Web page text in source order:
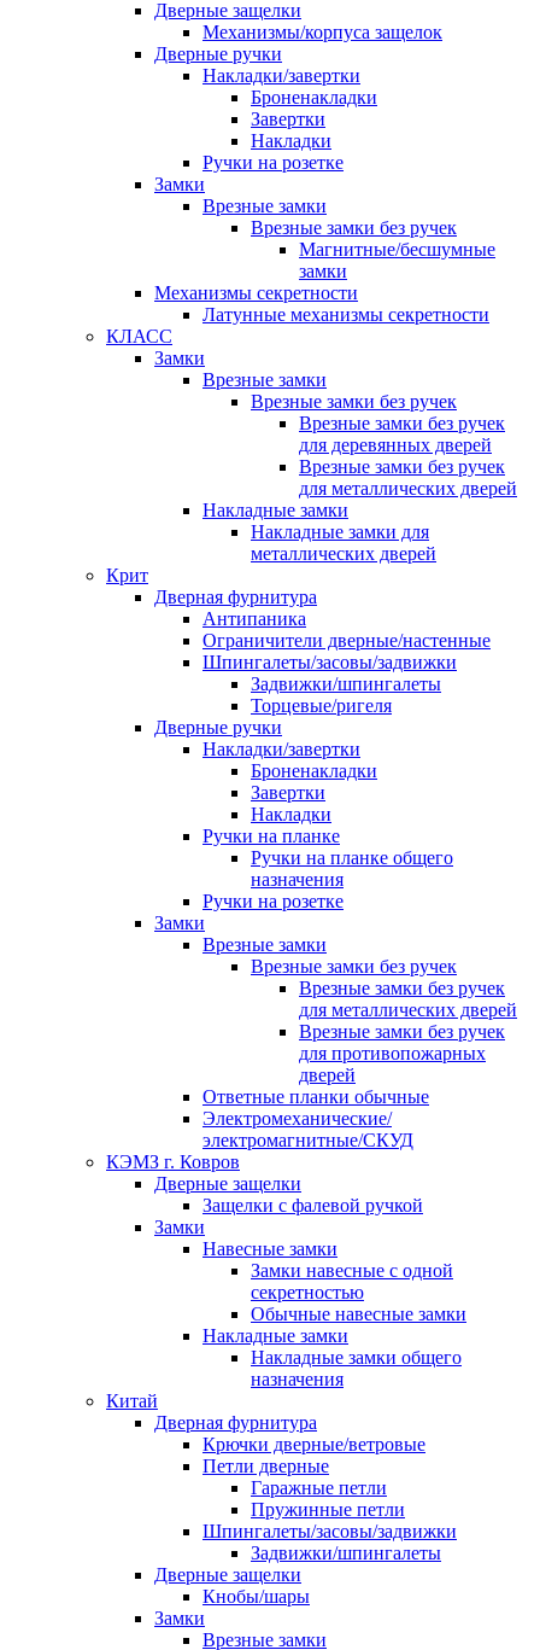
Дверные защелки
Механизмы/корпуса защелок
Дверные ручки
Накладки/завертки
Броненакладки
Завертки
Накладки
Ручки на розетке
Замки
Врезные замки
Врезные замки без ручек
Магнитные/бесшумные
замки
Механизмы секретности
Латунные механизмы секретности
КЛАСС
Замки
Врезные замки
Врезные замки без ручек
Врезные замки без ручек
для деревянных дверей
Врезные замки без ручек
для металлических дверей
Накладные замки
Накладные замки для
металлических дверей
Крит
Дверная фурнитура
Антипаника
Ограничители дверные/настенные
Шпингалеты/засовы/задвижки
Задвижки/шпингалеты
Торцевые/ригеля
Дверные ручки
Накладки/завертки
Броненакладки
Завертки
Накладки
Ручки на планке
Ручки на планке общего
назначения
Ручки на розетке
Замки
Врезные замки
Врезные замки без ручек
Врезные замки без ручек
для металлических дверей
Врезные замки без ручек
для противопожарных
дверей
Ответные планки обычные
Электромеханические/
электромагнитные/СКУД
КЭМЗ г. Ковров
Дверные защелки
Защелки с фалевой ручкой
Замки
Навесные замки
Замки навесные с одной
секретностью
Обычные навесные замки
Накладные замки
Накладные замки общего
назначения
Китай
Дверная фурнитура
Крючки дверные/ветровые
Петли дверные
Гаражные петли
Пружинные петли
Шпингалеты/засовы/задвижки
Задвижки/шпингалеты
Дверные защелки
Кнобы/шары
Замки
Врезные замки